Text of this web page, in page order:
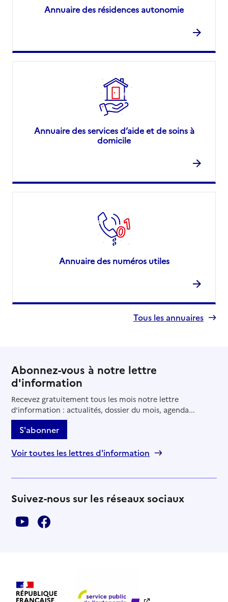
Annuaire des résidences autonomie
Annuaire des services d’aide et de soins à
domicile
Annuaire des numéros utiles
Tous les annuaires
Abonnez-vous à notre lettre
d'information
Recevez gratuitement tous les mois notre lettre
d'information : actualités, dossier du mois, agenda...
S'abonner
Voir toutes les lettres d'information
Suivez-nous sur les réseaux sociaux